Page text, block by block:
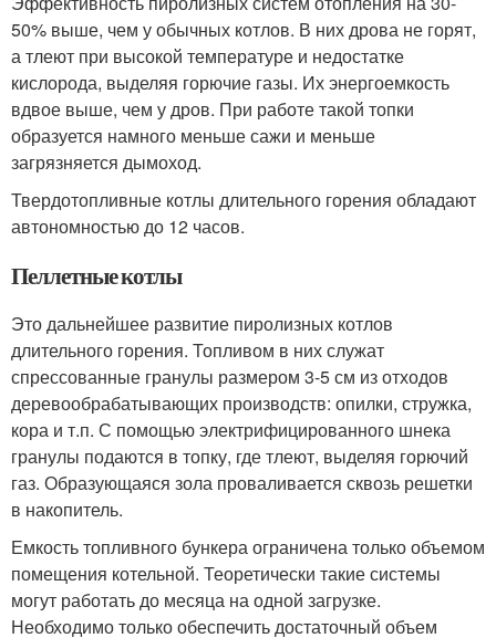
50% выше, чем у обычных котлов. В них дрова не горят,
а тлеют при высокой температуре и недостатке
кислорода, выделяя горючие газы. Их энергоемкость
вдвое выше, чем у дров. При работе такой топки
образуется намного меньше сажи и меньше
загрязняется дымоход.
Твердотопливные котлы длительного горения обладают
автономностью до 12 часов.
Пеллетные котлы
Это дальнейшее развитие пиролизных котлов
длительного горения. Топливом в них служат
спрессованные гранулы размером 3-5 см из отходов
деревообрабатывающих производств: опилки, стружка,
кора и т.п. С помощью электрифицированного шнека
гранулы подаются в топку, где тлеют, выделяя горючий
газ. Образующаяся зола проваливается сквозь решетки
в накопитель.
Емкость топливного бункера ограничена только объемом
помещения котельной. Теоретически такие системы
могут работать до месяца на одной загрузке.
Необходимо только обеспечить достаточный объем